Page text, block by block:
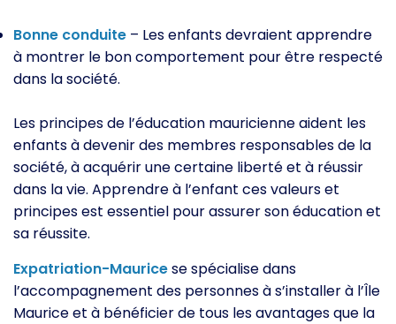
Bonne conduite – Les enfants devraient apprendre
à montrer le bon comportement pour être respecté
dans la société.
Les principes de l’éducation mauricienne aident les
enfants à devenir des membres responsables de la
société, à acquérir une certaine liberté et à réussir
dans la vie. Apprendre à l’enfant ces valeurs et
principes est essentiel pour assurer son éducation et
sa réussite.
Expatriation-Mauricese spécialise dans
l’accompagnement des personnes à s’installer à l’Île
Maurice et à bénéficier de tous les avantages que la